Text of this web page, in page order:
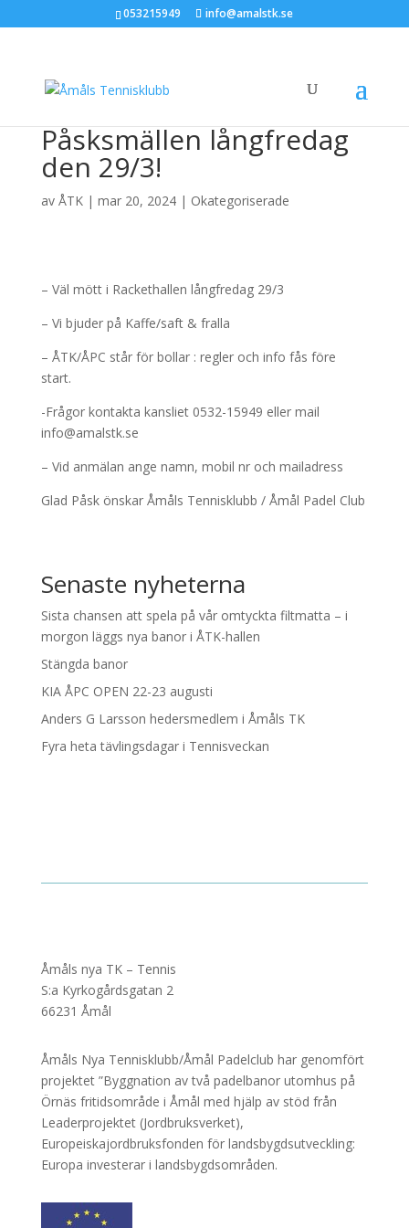
053215949 info@amalstk.se
Påsksmällen långfredag
den 29/3!
av ÅTK| mar 20, 2024| Okategoriserade
– Väl mött i Rackethallen långfredag 29/3
– Vi bjuder på Kaffe/saft & fralla
– ÅTK/ÅPC står för bollar : regler och info fås före
start.
-Frågor kontakta kansliet 0532-15949 eller mail
info@amalstk.se
– Vid anmälan ange namn, mobil nr och mailadress
Glad Påsk önskar Åmåls Tennisklubb / Åmål Padel Club
Senaste nyheterna
Sista chansen att spela på vår omtyckta filtmatta – i
morgon läggs nya banor i ÅTK-hallen
Stängda banor
KIA ÅPC OPEN 22-23 augusti
Anders G Larsson hedersmedlem i Åmåls TK
Fyra heta tävlingsdagar i Tennisveckan
Åmåls nya TK – Tennis
S:a Kyrkogårdsgatan 2
66231 Åmål
Åmåls Nya Tennisklubb/Åmål Padelclub har genomfört
projektet ”Byggnation av två padelbanor utomhus på
Örnäs fritidsområde i Åmål med hjälp av stöd från
Leaderprojektet (Jordbruksverket),
Europeiskajordbruksfonden för landsbygdsutveckling:
Europa investerar i landsbygdsområden.